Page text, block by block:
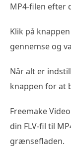
MP4-filen efter
Klik på
gennemse og
Når alt er
knappen for at
Freemake
din FLV-fil til
grænsefladen.